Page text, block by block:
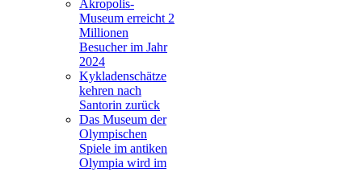
Akropolis-
Museum erreicht 2
Millionen
Besucher im Jahr
2024
Kykladenschätze
kehren nach
Santorin zurück
Das Museum der
Olympischen
Spiele im antiken
Olympia wird im